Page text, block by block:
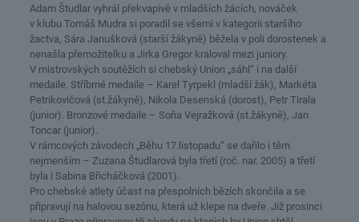
Adam Študlar vyhrál překvapivě v mladších žácích, nováček
v klubu Tomáš Mudra si poradil se všemi v kategorii staršího
žactva, Sára Janušková (starší žákyně) běžela v poli dorostenek a
nenašla přemožitelku a Jirka Gregor kraloval mezi juniory.
V mistrovských soutěžích si chebský Union „sáhl“ i na další
medaile. Stříbrné medaile – Karel Tyrpekl (mladší žák), Markéta
Petrikovičová (st.žákyně), Nikola Desenská (dorost), Petr Tirala
(junior). Bronzové medaile – Soňa Vejražková (st.žákyně), Jan
Toncar (junior).
V rámcových závodech „Běhu 17.listopadu“ se dařilo i těm
nejmenším – Zuzana Študlarová byla třetí (roč. nar. 2005) a třetí
byla i Sabina Břicháčková (2001).
Pro chebské atlety účast na přespolních bězích skončila a se
připravují na halovou sezónu, která už klepe na dveře. Již prosinci